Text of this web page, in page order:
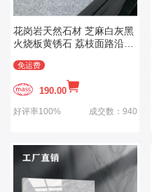
花岗岩天然石材 芝麻白灰黑
火烧板黄锈石 荔枝面路沿石
免运费
190.00
好评率100% 成交数：940